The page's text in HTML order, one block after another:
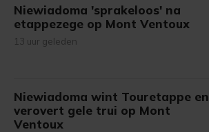
Niewiadoma 'sprakeloos' na
etappezege op Mont Ventoux
13 uur geleden
Niewiadoma wint Touretappe en
verovert gele trui op Mont
Ventoux